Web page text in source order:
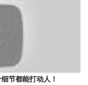
节都能打动人！